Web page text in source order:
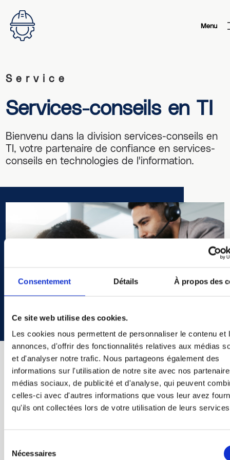
Consentement Détails À propos des
Ce site web utilise des cookies.
Les cookies nous permettent de personnaliser le contenu et
annonces, d'offrir des fonctionnalités relatives aux médias
et d'analyser notre trafic. Nous partageons également des
informations sur l'utilisation de notre site avec nos
médias sociaux, de publicité et d'analyse, qui peuvent
celles-ci avec d'autres informations que vous leur avez
qu'ils ont collectées lors de votre utilisation de leurs
Nécessaires
Menu
Service
Services-conseils en TI
Bienvenu dans la division services-conseils en
TI, votre partenaire de confiance en services-
conseils en technologies de l'information.
Notre équipe dynamique vous aide à naviguer
dans le paysage numérique en constante
évolution.
Intelligence d’affaires